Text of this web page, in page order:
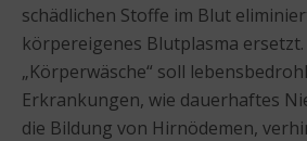
schädlichen Stoffe im Blut
körpereigenes Blutplasma ersetzt.
„Körperwäsche“ soll
Erkrankungen, wie dauerhaftes
die Bildung von Hirnödemen,